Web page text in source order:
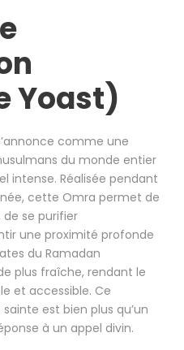
Yoast)
comme une
du monde entier
intense. Réalisée pendant
cette Omra permet de
se purifier
une proximité profonde
plus fraîche, rendant le
et accessible. Ce
est bien plus qu’un
à un appel divin.